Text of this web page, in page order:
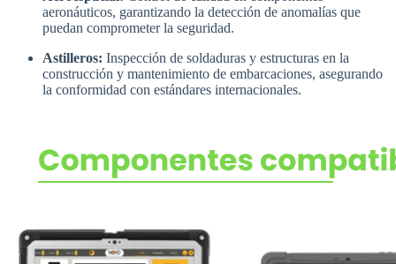
aeronáuticos, garantizando la detección de anomalías que
puedan comprometer la seguridad.
Astilleros: Inspección de soldaduras y estructuras en la
construcción y mantenimiento de embarcaciones, asegurando
la conformidad con estándares internacionales.